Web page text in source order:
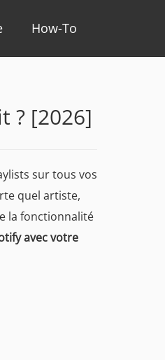
How-To
? [2026]
sur tous vos
quel artiste,
la fonctionnalité
avec votre